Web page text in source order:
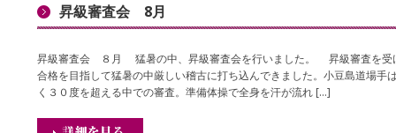
昇級審査会 8月
昇級審査会 ８月 猛暑の中、昇級審査会を行いました。 昇級審査を受
合格を目指して猛暑の中厳しい稽古に打ち込んできました。小豆島道場手
く３０度を超える中での審査。準備体操で全身を汗が流れ […]